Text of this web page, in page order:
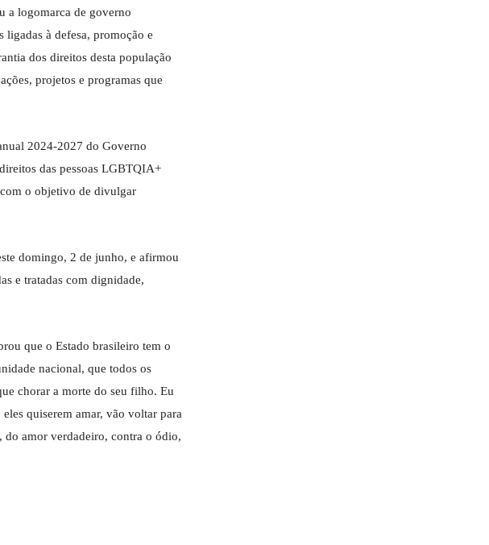
a logomarca de governo
à defesa, promoção e
dos direitos desta população
projetos e programas que
2024-2027 do Governo
das pessoas LGBTQIA+
com o objetivo de divulgar
domingo, 2 de junho, e afirmou
e tratadas com dignidade,
que o Estado brasileiro tem o
nacional, que todos os
chorar a morte do seu filho. Eu
quiserem amar, vão voltar para
do amor verdadeiro, contra o ódio,